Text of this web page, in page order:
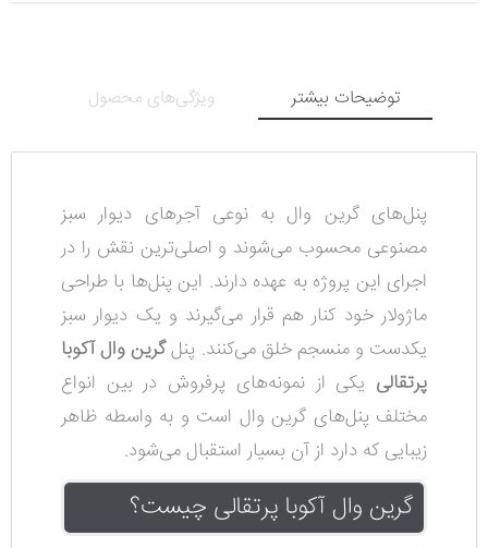
توضیحات بیشتر ویژگی‌های محصول
پنل‌های گرین وال به نوعی آجرهای دیوار سبز
مصنوعی محسوب می‌شوند و اصلی‌ترین نقش را در
اجرای این پروژه به عهده دارند. این پنل‌ها با طراحی
ماژولار خود کنار هم قرار می‌گیرند و یک دیوار سبز
یکدست و منسجم خلق می‌کنند. پنلگرین وال آکوبا
پرتقالی یکی از نمونه‌های پرفروش در بین انواع
مختلف پنل‌های گرین وال است و به واسطه ظاهر
زیبایی که دارد از آن بسیار استقبال می‌شود.
گرین وال آکوبا پرتقالی چیست؟